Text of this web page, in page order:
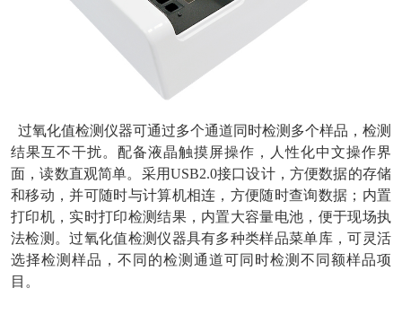
过氧化值检测仪器可通过多个通道同时检测多个样品，检测
结果互不干扰。配备液晶触摸屏操作，人性化中文操作界
面，读数直观简单。采用USB2.0接口设计，方便数据的存储
和移动，并可随时与计算机相连，方便随时查询数据；内置
打印机，实时打印检测结果，内置大容量电池，便于现场执
法检测。过氧化值检测仪器具有多种类样品菜单库，可灵活
选择检测样品，不同的检测通道可同时检测不同额样品项
目。